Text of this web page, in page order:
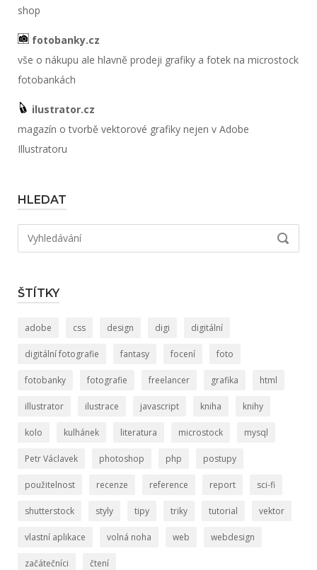
shop
fotobanky.cz
vše o nákupu ale hlavně prodeji grafiky a fotek na microstock
fotobankách
ilustrator.cz
magazín o tvorbě vektorové grafiky nejen v Adobe
Illustratoru
HLEDAT
ŠTÍTKY
adobe css design digi digitální
digitální fotografie fantasy focení foto
fotobanky fotografie freelancer grafika html
illustrator ilustrace javascript kniha knihy
kolo kulhánek literatura microstock mysql
Petr Václavek photoshop php postupy
použitelnost recenze reference report sci-fi
shutterstock styly tipy triky tutorial vektor
vlastní aplikace volná noha web webdesign
začátečníci čtení